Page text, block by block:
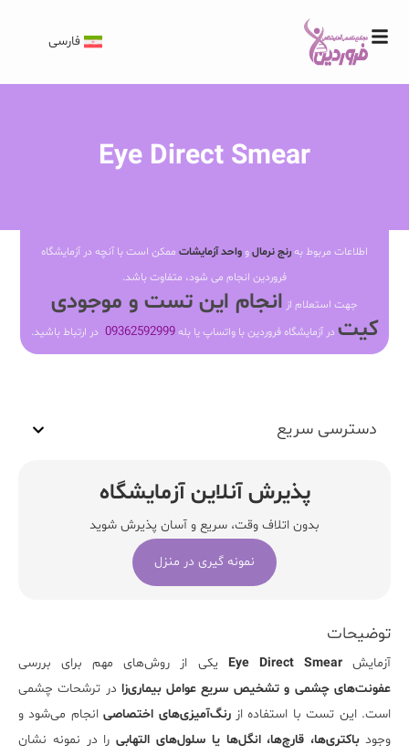
فارسی
Eye Direct Smear
اطلاعات مربوط بهرنج نرمالو واحد آزمایشات ممکن است با آنچه در آزمایشگاه
فروردین انجام می شود، متفاوت باشد.
جهت استعلام از انجام این تست و موجودی
کیت در آزمایشگاه فروردین با واتساپ یا بله09362592999 در ارتباط باشید.
توضیحات
آزمایشEye Direct Smear یکی از روش‌های مهم برای بررسی
عفونت‌های چشمی و تشخیص سریع عوامل بیماری‌زادر ترشحات چشمی
است. این تست با استفاده ازرنگ‌آمیزی‌های اختصاصیانجام می‌شود و
وجودباکتری‌ها، قارچ‌ها، انگل‌ها یا سلول‌های التهابیرا در نمونه نشان
دسترسی سریع
پذیرش آنلاین آزمایشگاه
بدون اتلاف وقت، سریع و آسان پذیرش شوید
نمونه گیری در منزل